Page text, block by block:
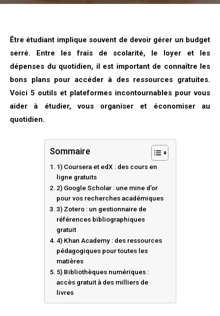
Être étudiant implique souvent de devoir gérer un budget
serré. Entre les frais de scolarité, le loyer et les
dépenses du quotidien, il est important de connaître les
bons plans pour accéder à des ressources gratuites.
Voici 5 outils et plateformes incontournables pour vous
aider à étudier, vous organiser et économiser au
quotidien.
Sommaire
1) Coursera et edX : des cours en
ligne gratuits
2) Google Scholar : une mine d’or
pour vos recherches académiques
3) Zotero : un gestionnaire de
références bibliographiques
gratuit
4) Khan Academy : des ressources
pédagogiques pour toutes les
matières
5) Bibliothèques numériques :
accès gratuit à des milliers de
livres